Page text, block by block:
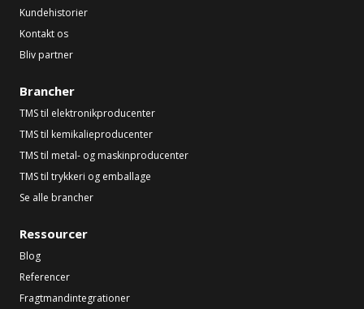
Kundehistorier
Kontakt os
Bliv partner
Brancher
TMS til elektronikproducenter
TMS til kemikalieproducenter
TMS til metal- og maskinproducenter
TMS til trykkeri og emballage
Se alle brancher
Ressourcer
Blog
Referencer
Fragtmandintegrationer